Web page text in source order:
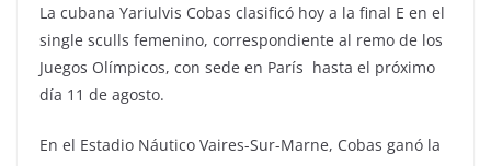
La cubana Yariulvis Cobas clasificó hoy a la final E en el
single sculls femenino, correspondiente al remo de los
Juegos Olímpicos, con sede en París hasta el próximo
día 11 de agosto.
En el Estadio Náutico Vaires-Sur-Marne, Cobas ganó la